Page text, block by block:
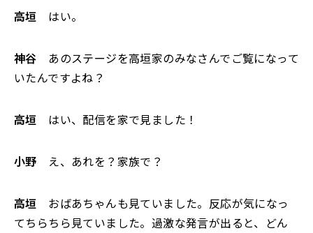
高垣 はい。
神谷 あのステージを高垣家のみなさんでご覧になって
いたんですよね？
高垣 はい、配信を家で見ました！
小野 え、あれを？家族で？
高垣 おばあちゃんも見ていました。反応が気になっ
てちらちら見ていました。過激な発言が出ると、どん